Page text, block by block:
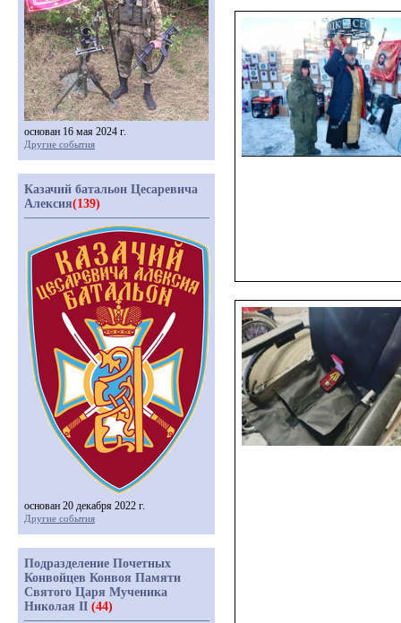
основан 16 мая 2024 г.
Другие события
Казачий батальон Цесаревича
Алексия(139)
основан 20 декабря 2022 г.
Другие события
Подразделение Почетных
Конвойцев Конвоя Памяти
Святого Царя Мученика
Николая II (44)